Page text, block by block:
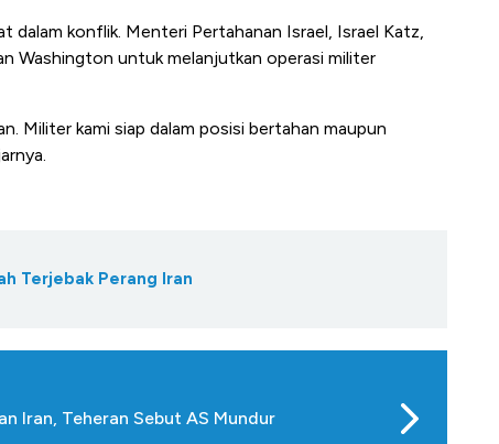
dalam konflik. Menteri Pertahanan Israel, Israel Katz,
Washington untuk melanjutkan operasi militer
Militer kami siap dalam posisi bertahan maupun
Terjebak Perang Iran
Iran, Teheran Sebut AS Mundur